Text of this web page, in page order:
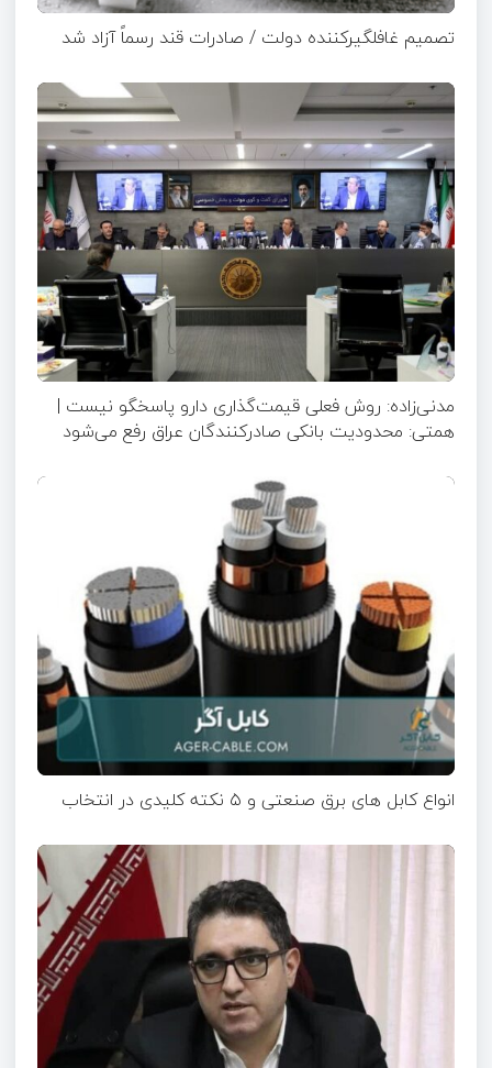
تصمیم غافلگیرکننده دولت / صادرات قند رسماً آزاد شد
مدنی‌زاده: روش فعلی قیمت‌گذاری دارو پاسخگو نیست |
همتی: محدودیت بانکی صادرکنندگان عراق رفع می‌شود
انواع کابل های برق صنعتی و ۵ نکته کلیدی در انتخاب